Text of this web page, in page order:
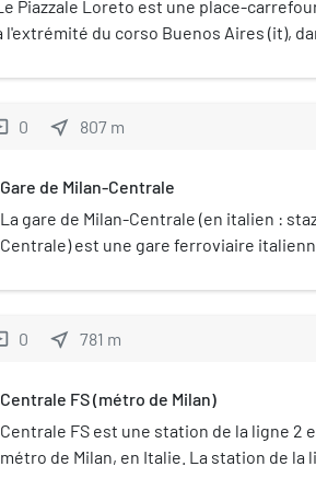
Piazzale Loreto est une place-
l'extrémité du corso Buenos Aires (it),
Padova (it). Il s'agit d'un important
et à proximité du périphérique de
0 near_me 807 m
Gare de Milan-Centrale
La gare de Milan-Centrale (en italien :
Centrale) est une gare ferroviaire
région de Lombardie. Première gare de
millions de voyageurs par an.
0 near_me 781 m
Centrale FS (métro de Milan)
Centrale FS est une station de la ligne 2
métro de Milan, en Italie. La station de la